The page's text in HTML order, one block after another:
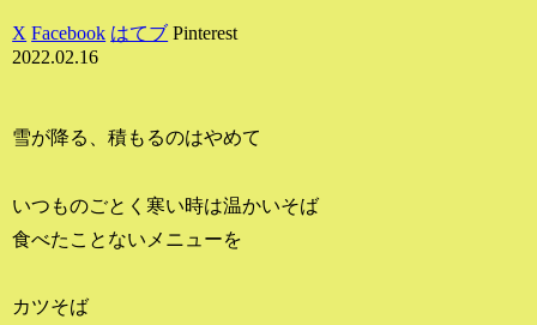
X Facebook はてブ Pinterest
2022.02.16
雪が降る、積もるのはやめて
いつものごとく寒い時は温かいそば
食べたことないメニューを
カツそば